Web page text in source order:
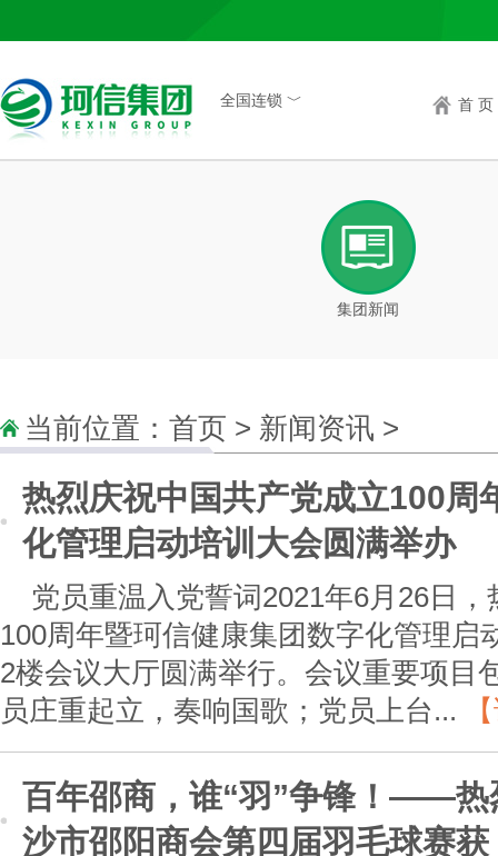
全国连锁 ﹀ 首 页
集团新闻
当前位置： 首页 > 新闻资讯 >
热烈庆祝中国共产党成立100周
化管理启动培训大会圆满举办
党员重温入党誓词2021年6月26日
100周年暨珂信健康集团数字化管理启
2楼会议大厅圆满举行。会议重要项目
员庄重起立，奏响国歌；党员上台...
百年邵商，谁“羽”争锋！——热
沙市邵阳商会第四届羽毛球赛获